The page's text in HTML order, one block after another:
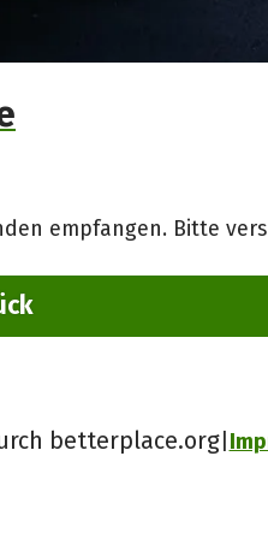
empfangen. Bitte
betterplace.org